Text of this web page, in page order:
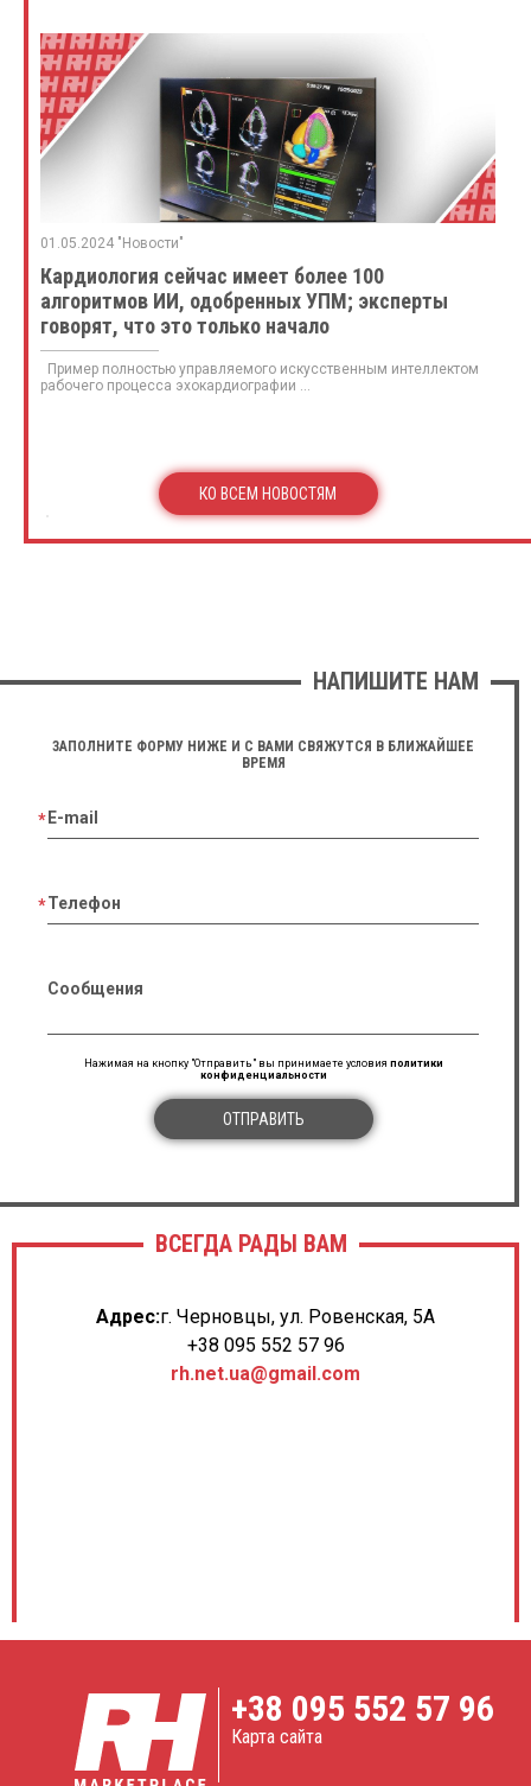
01.05.2024 "Новости"
Кардиология сейчас имеет более 100
алгоритмов ИИ, одобренных УПМ; эксперты
говорят, что это только начало
Пример полностью управляемого искусственным интеллектом
рабочего процесса эхокардиографии ...
КО ВСЕМ НОВОСТЯМ
НАПИШИТЕ НАМ
ЗАПОЛНИТЕ ФОРМУ НИЖЕ И С ВАМИ СВЯЖУТСЯ В БЛИЖАЙШЕЕ
ВРЕМЯ
E-mail
Телефон
Сообщения
Нажимая на кнопку "Отправить" вы принимаете условия политики
конфиденциальности
ОТПРАВИТЬ
ВСЕГДА РАДЫ ВАМ
Адрес:г. Черновцы, ул. Ровенская, 5А
+38 095 552 57 96
rh.net.ua@gmail.com
+38 095 552 57 96
Карта сайта